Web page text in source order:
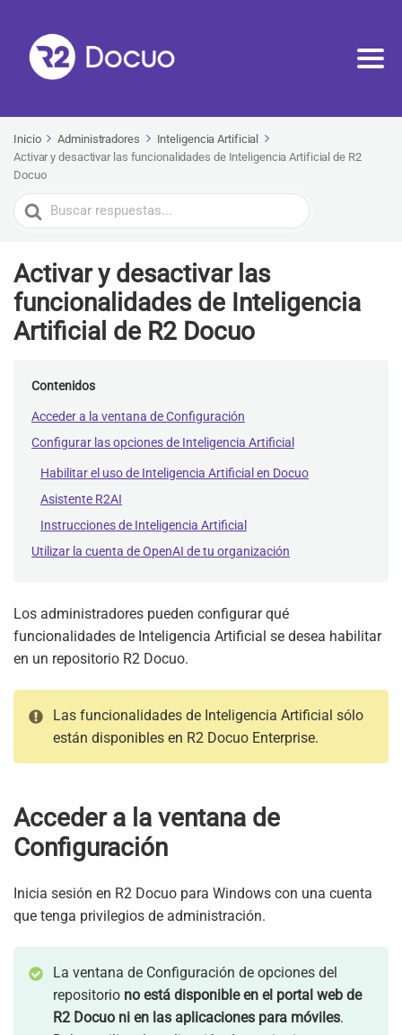
Inicio Administradores
Inteligencia Artificial
Activar y desactivar las funcionalidades de Inteligencia Artificial de R2
Docuo
Buscar
Activar y desactivar las
funcionalidades de Inteligencia
Artificial de R2 Docuo
Contenidos
Acceder a la ventana de Configuración
Configurar las opciones de Inteligencia Artificial
Habilitar el uso de Inteligencia Artificial en Docuo
Asistente R2AI
Instrucciones de Inteligencia Artificial
Utilizar la cuenta de OpenAI de tu organización
Los administradores pueden configurar qué
funcionalidades de Inteligencia Artificial se desea habilitar
en un repositorio R2 Docuo.
Las funcionalidades de Inteligencia Artificial sólo
están disponibles en R2 Docuo Enterprise.
Acceder a la ventana de
Configuración
Inicia sesión en R2 Docuo para Windows con una cuenta
que tenga privilegios de administración.
La ventana de Configuración de opciones del
repositorio no está disponible en el portal web de
R2 Docuo ni en las aplicaciones para móviles.